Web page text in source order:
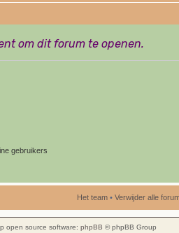
om dit forum te openen.
gebruikers
Het team• Verwijder alle
open source software: phpBB © phpBB Group